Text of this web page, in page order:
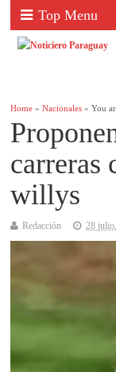
Top Menu
Home »Nacionales » You
carreras
willys
Redacción 28